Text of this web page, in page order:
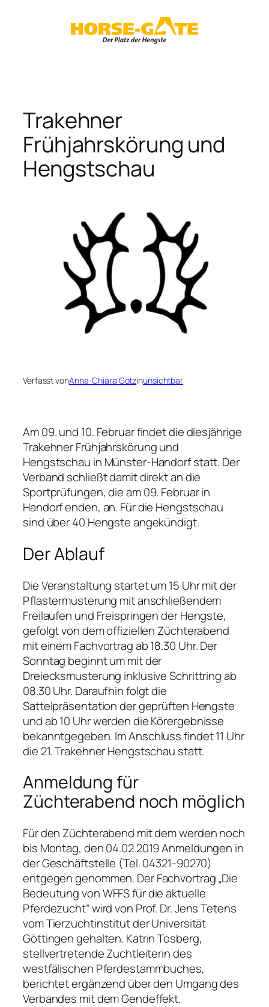
Trakehner
Frühjahrskörung und
Hengstschau
Verfasst vonAnna-Chiara Götzinunsichtbar
Am 09. und 10. Februar findet die diesjährige
Trakehner Frühjahrskörung und
Hengstschau in Münster-Handorf statt. Der
Verband schließt damit direkt an die
Sportprüfungen, die am 09. Februar in
Handorf enden, an. Für die Hengstschau
sind über 40 Hengste angekündigt.
Der Ablauf
Die Veranstaltung startet um 15 Uhr mit der
Pflastermusterung mit anschließendem
Freilaufen und Freispringen der Hengste,
gefolgt von dem offiziellen Züchterabend
mit einem Fachvortrag ab 18.30 Uhr. Der
Sonntag beginnt um mit der
Dreiecksmusterung inklusive Schrittring ab
08.30 Uhr. Daraufhin folgt die
Sattelpräsentation der geprüften Hengste
und ab 10 Uhr werden die Körergebnisse
bekanntgegeben. Im Anschluss findet 11 Uhr
die 21. Trakehner Hengstschau statt.
Anmeldung für
Züchterabend noch möglich
Für den Züchterabend mit dem werden noch
bis Montag, den 04.02.2019 Anmeldungen in
der Geschäftstelle (Tel. 04321-90270)
entgegen genommen. Der Fachvortrag „Die
Bedeutung von WFFS für die aktuelle
Pferdezucht“ wird von Prof. Dr. Jens Tetens
vom Tierzuchtinstitut der Universität
Göttingen gehalten. Katrin Tosberg,
stellvertretende Zuchtleiterin des
westfälischen Pferdestammbuches,
berichtet ergänzend über den Umgang des
Verbandes mit dem Gendeffekt.